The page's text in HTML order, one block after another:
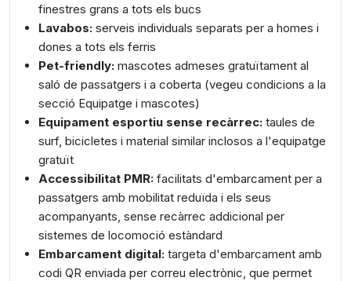
finestres grans a tots els bucs
Lavabos: serveis individuals separats per a homes i
dones a tots els ferris
Pet-friendly: mascotes admeses gratuïtament al
saló de passatgers i a coberta (vegeu condicions a la
secció Equipatge i mascotes)
Equipament esportiu sense recàrrec: taules de
surf, bicicletes i material similar inclosos a l'equipatge
gratuït
Accessibilitat PMR: facilitats d'embarcament per a
passatgers amb mobilitat reduïda i els seus
acompanyants, sense recàrrec addicional per
sistemes de locomoció estàndard
Embarcament digital: targeta d'embarcament amb
codi QR enviada per correu electrònic, que permet